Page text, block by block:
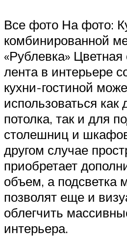
Все фото На фото:
комбинированной
«Рублевка» Цветная
лента в интерьере
кухни-гостиной
использоваться как
потолка, так и для
столешниц и
другом случае
приобретает
объем, а подсветка
позволят еще и
облегчить
интерьера.